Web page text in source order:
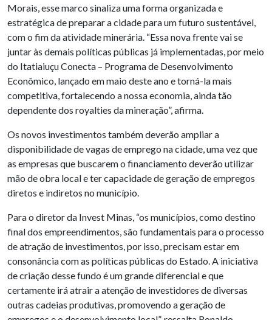
Morais, esse marco sinaliza uma forma organizada e
estratégica de preparar a cidade para um futuro sustentável,
com o fim da atividade minerária. “Essa nova frente vai se
juntar às demais políticas públicas já implementadas, por meio
do Itatiaiuçu Conecta – Programa de Desenvolvimento
Econômico, lançado em maio deste ano e torná-la mais
competitiva, fortalecendo a nossa economia, ainda tão
dependente dos royalties da mineração”, afirma.
Os novos investimentos também deverão ampliar a
disponibilidade de vagas de emprego na cidade, uma vez que
as empresas que buscarem o financiamento deverão utilizar
mão de obra local e ter capacidade de geração de empregos
diretos e indiretos no município.
Para o diretor da Invest Minas, “os municípios, como destino
final dos empreendimentos, são fundamentais para o processo
de atração de investimentos, por isso, precisam estar em
consonância com as políticas públicas do Estado. A iniciativa
de criação desse fundo é um grande diferencial e que
certamente irá atrair a atenção de investidores de diversas
outras cadeias produtivas, promovendo a geração de